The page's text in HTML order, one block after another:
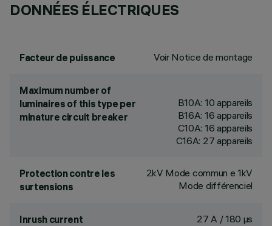
DONNÉES ÉLECTRIQUES
Facteur de puissance Voir Notice de montage
Maximum number of
luminaires of this type per
minature circuit breaker
B10A: 10 appareils
B16A: 16 appareils
C10A: 16 appareils
C16A: 27 appareils
Protection contre les
surtensions
2kV Mode commun e 1kV
Mode différenciel
Inrush current 27 A / 180 µs